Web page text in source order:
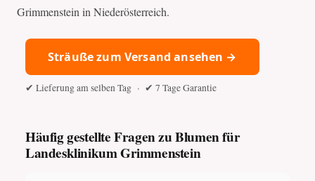
Grimmenstein in Niederösterreich.
Sträuße zum Versand ansehen →
✔ Lieferung am selben Tag · ✔ 7 Tage Garantie
Häufig gestellte Fragen zu Blumen für
Landesklinikum Grimmenstein